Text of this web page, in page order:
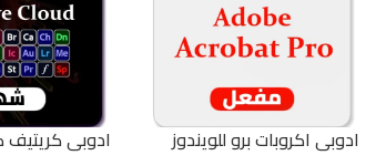
ادوبي اكروبات برو للويندوز ادوبي